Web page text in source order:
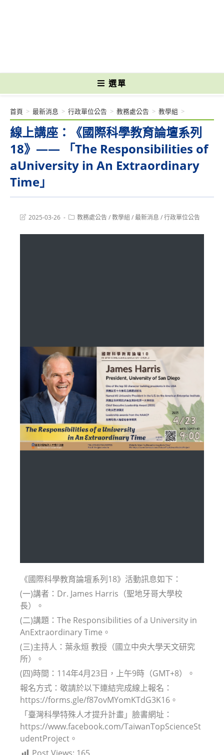
選單
線上講座：《國際科學教育論壇系列
18》—— 「The Responsibilities of
aUniversity in An Extraordinary
Time」
首頁 > 最新消息 > 行政單位公告 > 教務處公告 > 教學組 >
Post2025-03-26
Post教務處公告/教學組 /最新消息 /行政單位公告
《國際科學教育論壇系列18》活動訊息如下：
(一)講者：Dr. James Harris（聖地牙哥大學校
長）。
(二)講題：The Responsibilities of a University in
AnExtraordinary Time。
(三)主持人：葉永烜 教授（國立中央大學天文研究
所）。
(四)時間：114年4月23日，上午9時（GMT+8）。
報名方式：敬請於以下連結完成線上報名：
https://forms.gle/f87ovMYomKTdG3K16。
「臺灣科學特殊人才提升計畫」臉書網址：
https://www.facebook.com/TaiwanTopScienceSt
udentProject。